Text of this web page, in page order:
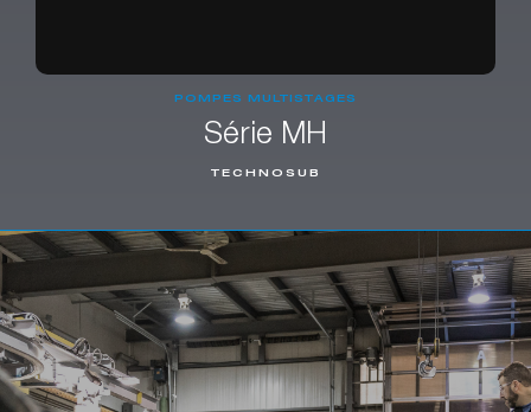
POMPES MULTISTAGES
Série MH
TECHNOSUB